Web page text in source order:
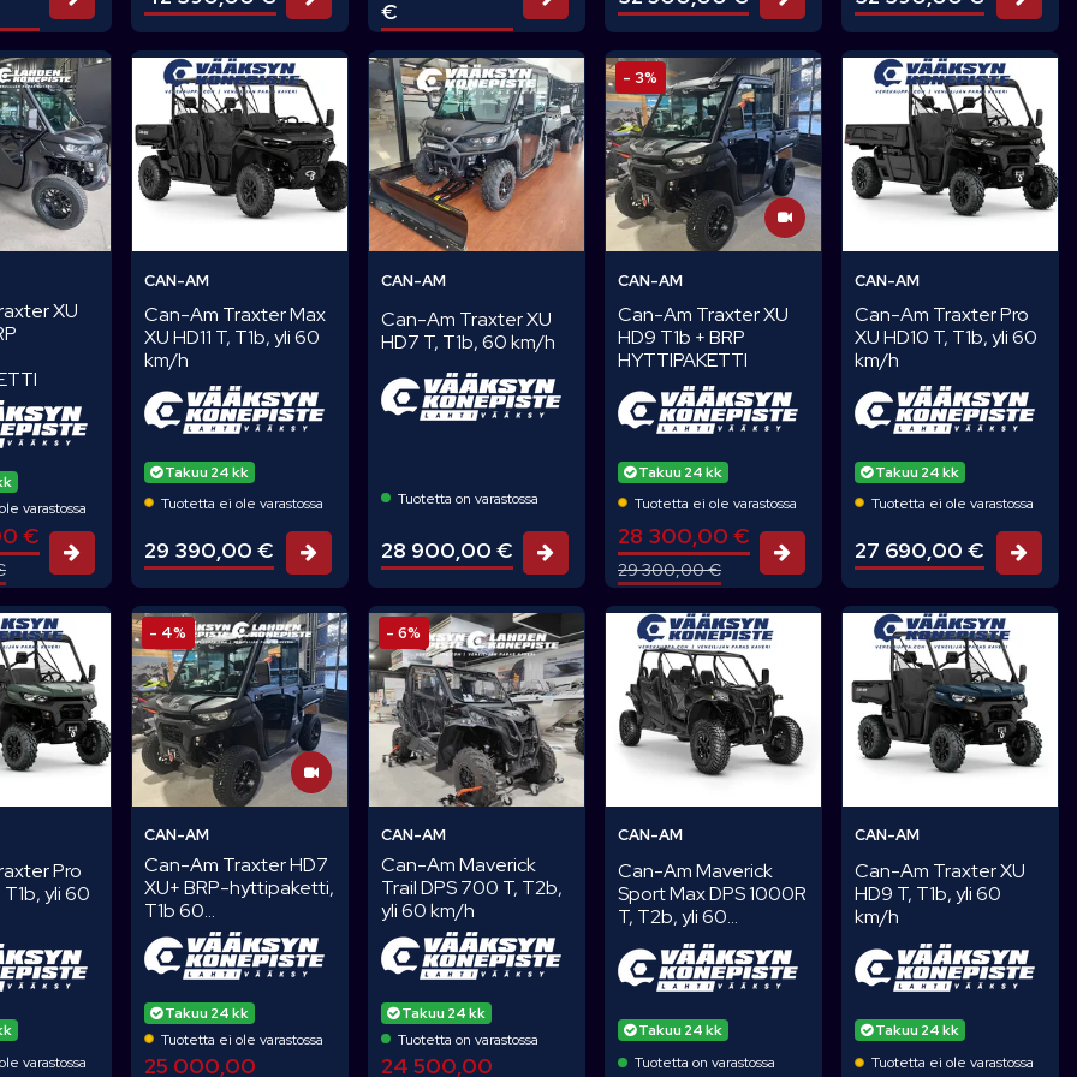
€
XU
varastossa
€
Tarjouspyyntö
CAN-AM
Can-Am Traxter Max
XU HD11 T, T1b, yli 60
km/h
Takuu 24 kk
Tuotetta ei ole varastossa
29 390,00 € Tarjouspyyntö
CAN-AM
Can-Am Traxter XU
HD7 T, T1b, 60 km/h
Tuotetta on varastossa
28 900,00 € Tarjouspyyntö
- 3%
CAN-AM
Can-Am Traxter XU
HD9 T1b + BRP
HYTTIPAKETTI
Takuu 24 kk
Tuotetta ei ole varastossa
28 300,00 €
29 300,00 €
Tarjouspyyntö
CAN-AM
Can-Am Traxter Pro
XU HD10 T, T1b, yli 60
km/h
Takuu 24 kk
Tuotetta ei ole varastossa
27 690,00 €
Pro
T1b, yli 60
varastossa
- 4%
CAN-AM
Can-Am Traxter HD7
XU+ BRP-hyttipaketti,
T1b 60...
Takuu 24 kk
Tuotetta ei ole varastossa
25 000,00
- 6%
CAN-AM
Can-Am Maverick
Trail DPS 700 T, T2b,
yli 60 km/h
Takuu 24 kk
Tuotetta on varastossa
24 500,00
CAN-AM
Can-Am Maverick
Sport Max DPS 1000R
T, T2b, yli 60...
Takuu 24 kk
Tuotetta on varastossa
CAN-AM
Can-Am Traxter XU
HD9 T, T1b, yli 60
km/h
Takuu 24 kk
Tuotetta ei ole varastossa